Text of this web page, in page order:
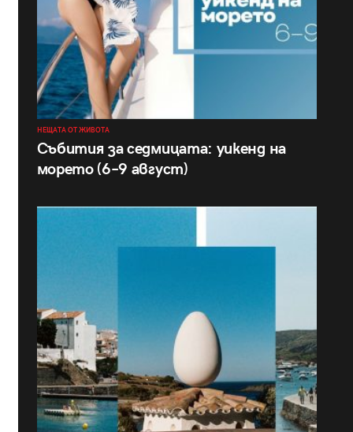
НЕЩАТА ОТ ЖИВОТА
Събития за седмицата: уикенд на
морето (6–9 август)